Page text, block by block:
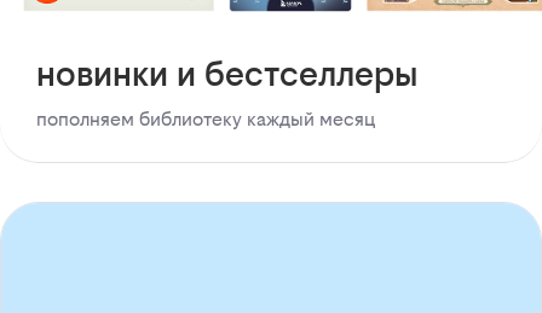
новинки и бестселлеры
пополняем библиотеку каждый месяц